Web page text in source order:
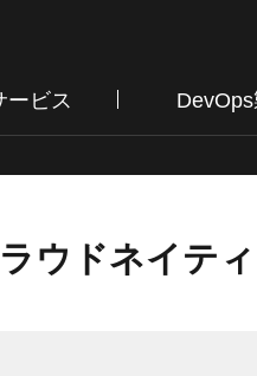
ービス
ウドネイテ